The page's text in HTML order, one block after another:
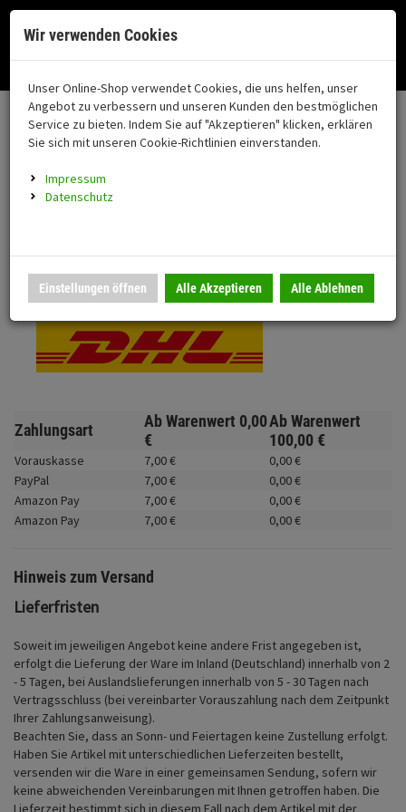
Fahrzeugteile
Alle Kategorien
FAHRZEUGTEILE
Montageständer
Beleuchtung
Fahrwerk
Zubehör
Merchandise
Neuheiten
coming soon
Anmelden | Registrieren Merkzettel
Ihr Warenkorb ist momentan leer.
Ergebnisse () Fertig
Nutzung unserer Dienste erklären Sie sich damit einverstanden!
Okay Datenschutz
Menü
Motorrad auswählen
Versand & Lieferung
Bitte wählen Sie Ihr Lieferland.
DHL National
Zahlungsart Ab Warenwert 0,00
€
Ab Warenwert
100,00 €
Vorauskasse 7,00€ 0,00€
PayPal
7,00€ 0,00€
Amazon Pay
7,00€ 0,00€
Amazon Pay
7,00€ 0,00€
Hinweis zum Versand
Lieferfristen
Soweit im jeweiligen Angebot keine andere Frist angegeben ist,
erfolgt die Lieferung der Ware im Inland (Deutschland) innerhalb von 2
- 5 Tagen, bei Auslandslieferungen innerhalb von 5 - 30 Tagen nach
Vertragsschluss (bei vereinbarter Vorauszahlung nach dem Zeitpunkt
Ihrer Zahlungsanweisung).
Beachten Sie, dass an Sonn- und Feiertagen keine Zustellung erfolgt.
Haben Sie Artikel mit unterschiedlichen Lieferzeiten bestellt,
versenden wir die Ware in einer gemeinsamen Sendung, sofern wir
keine abweichenden Vereinbarungen mit Ihnen getroffen haben. Die
Lieferzeit bestimmt sich in diesem Fall nach dem Artikel mit der
Wir verwenden Cookies
Unser Online-Shop verwendet Cookies, die uns helfen, unser
Angebot zu verbessern und unseren Kunden den bestmöglichen
Service zu bieten. Indem Sie auf "Akzeptieren" klicken, erklären
Sie sich mit unseren Cookie-Richtlinien einverstanden.
Impressum
Datenschutz
Einstellungen öffnen Alle Akzeptieren Alle Ablehnen